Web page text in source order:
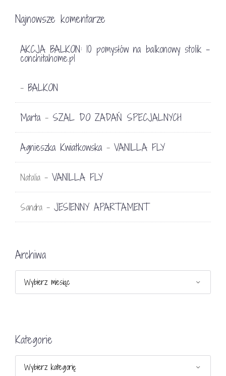
Najnowsze komentarze
AKCJA BALKON: 10 pomysłów na balkonowy stolik -
conchitahome.pl
- BALKON
Marta - SZAL DO ZADAŃ SPECJALNYCH
Agnieszka Kwiatkowska - VANILLA FLY
Natalia - VANILLA FLY
Sandra - JESIENNY APARTAMENT
Archiwa
Kategorie